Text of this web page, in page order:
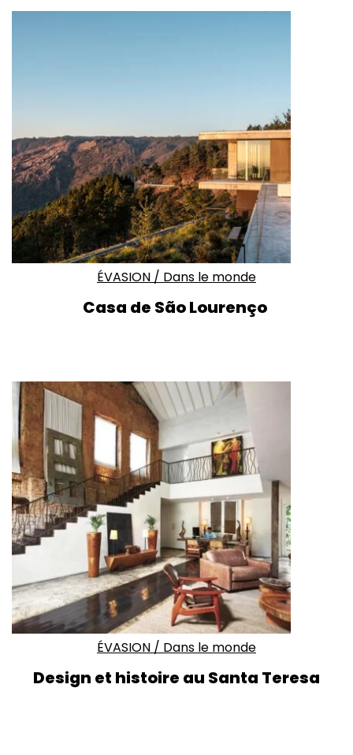
ÉVASION / Dans le monde
Casa de São Lourenço
ÉVASION / Dans le monde
Design et histoire au Santa Teresa